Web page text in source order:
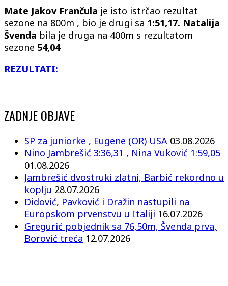
Mate Jakov Frančula je isto istrčao rezultat
sezone na 800m , bio je drugi sa 1:51,17. Natalija
Švenda bila je druga na 400m s rezultatom
sezone 54,04
REZULTATI:
ZADNJE OBJAVE
SP za juniorke , Eugene (OR) USA 03.08.2026
Nino Jambrešić 3:36,31 , Nina Vuković 1:59,05
01.08.2026
Jambrešić dvostruki zlatni, Barbić rekordno u
koplju 28.07.2026
Didović, Pavković i Dražin nastupili na
Europskom prvenstvu u Italiji 16.07.2026
Gregurić pobjednik sa 76,50m, Švenda prva,
Borović treća 12.07.2026